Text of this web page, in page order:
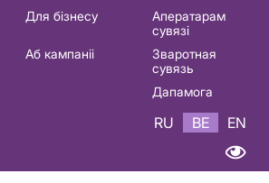
Для бізнесу
Аператарам
сувязі
Аб кампаніі
Зваротная
сувязь
Дапамога
RU BE EN